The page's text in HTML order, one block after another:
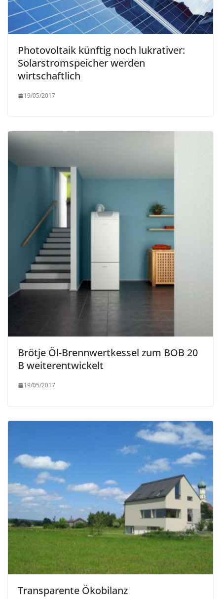
Photovoltaik künftig noch lukrativer:
Solarstromspeicher werden
wirtschaftlich
19/05/2017
Brötje Öl-Brennwertkessel zum BOB 20
B weiterentwickelt
19/05/2017
Transparente Ökobilanz